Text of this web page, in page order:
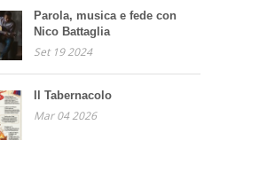
Parola, musica e fede con
Nico Battaglia
Set 19 2024
Il Tabernacolo
Mar 04 2026